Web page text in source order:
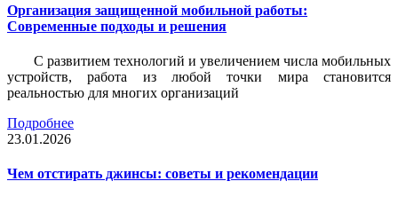
Организация защищенной мобильной работы:
Современные подходы и решения
С развитием технологий и увеличением числа мобильных
устройств, работа из любой точки мира становится
реальностью для многих организаций
Подробнее
23.01.2026
Чем отстирать джинсы: советы и рекомендации